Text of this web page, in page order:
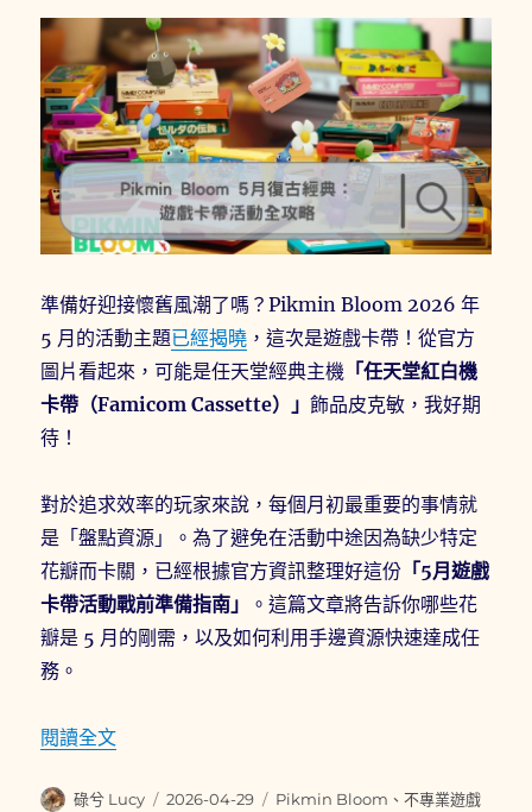
點：
花
冠
任
務
清
單
花
控
管
指
南〉
準備好迎接懷舊風潮了嗎？Pikmin Bloom 2026 年
5 月的活動主題已經揭曉 ，這次是遊戲卡帶！從官方
圖片看起來，可能是任天堂經典主機 「任天堂紅白機
卡帶（Famicom Cassette）」飾品皮克敏，我好期
待！
對於追求效率的玩家來說，每個月初最重要的事情就
是「盤點資源」。為了避免在活動中途因為缺少特定
花瓣而卡關，已經根據官方資訊整理好這份 「5月遊戲
卡帶活動戰前準備指南」
。這篇文章將告訴你哪些花
瓣是 5 月的剛需，以及如何利用手邊資源快速達成任
務。
閱讀全文〈【2026攻略】Pikmin Bloom 5月復古經典：
作
碌兮 Lucy
發
2026-04-29
分
Pikmin Bloom 、不專業遊戲